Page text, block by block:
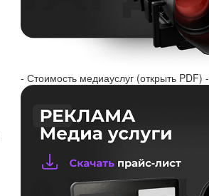
- Стоимость медиауслуг (открыть PDF) -